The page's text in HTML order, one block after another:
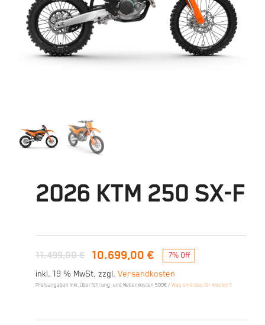
2026 KTM 250 SX-F
11.499,00€
Ursprünglicher
Preis
10.699,00€
Aktueller
Preis
7% Off
inkl. 19 % MwSt. zzgl. Versandkosten
Preisangaben inkl. Überführung -und Nebenkosten 500€ /Was sind das für Kosten?